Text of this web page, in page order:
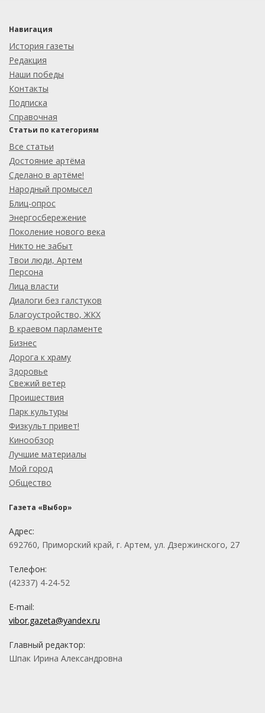
Навигация
История газеты
Редакция
Наши победы
Контакты
Подписка
Справочная
Статьи по категориям
Все статьи
Достояние артёма
Сделано в артёме!
Народный промысел
Блиц-опрос
Энергосбережение
Поколение нового века
Никто не забыт
Твои люди, Артем
Персона
Лица власти
Диалоги без галстуков
Благоустройство, ЖКХ
В краевом парламенте
Бизнес
Дорога к храму
Здоровье
Свежий ветер
Проишествия
Парк культуры
Физкульт привет!
Кинообзор
Лучшие материалы
Мой город
Общество
Газета «Выбор»
Адрес:
692760, Приморский край, г. Артем, ул. Дзержинского, 27
Телефон:
(42337) 4-24-52
E-mail:
vibor.gazeta@yandex.ru
Главный редактор:
Шпак Ирина Александровна